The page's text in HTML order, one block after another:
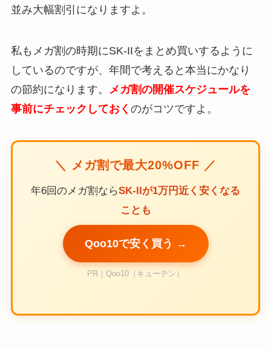
並み大幅割引になりますよ。
私もメガ割の時期にSK-IIをまとめ買いするように
しているのですが、年間で考えると本当にかなり
の節約になります。
メガ割の開催スケジュールを
事前にチェックしておく のがコツですよ。
＼ メガ割で最大20%OFF ／
年6回のメガ割ならSK-IIが1万円近く安くなる
ことも
Qoo10で安く買う →
PR｜Qoo10（キューテン）